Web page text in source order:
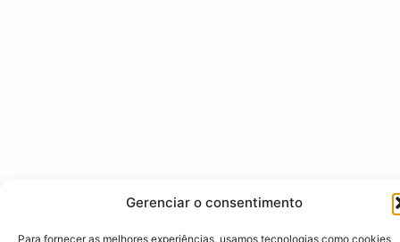
Gerenciar o consentimento
Para fornecer as melhores experiências, usamos tecnologias como cookies